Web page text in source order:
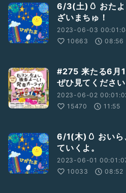
6/3(土)🥚 おたよ
ざいまちゅ！
2023-06-03
10663
08:56
#275 来たる6月
ぜひ見てくださ
2023-06-02
15470
11:55
6/1(木)🥚 おいら
ていくよ。
2023-06-01
10033
08:52